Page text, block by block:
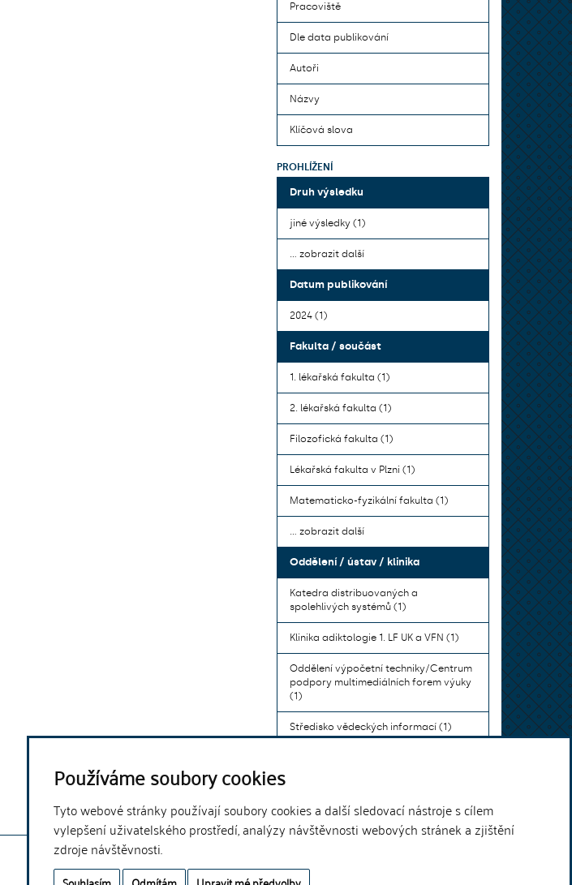
Používáme soubory cookies
Tyto webové stránky používají soubory cookies a další sledovací nástroje s cílem
vylepšení uživatelského prostředí, analýzy návštěvnosti webových stránek a zjištění
zdroje návštěvnosti.
Pracoviště
Dle data publikování
Autoři
Názvy
Klíčová slova
PROHLÍŽENÍ
Druh výsledku
jiné výsledky (1)
... zobrazit další
Datum publikování
2024 (1)
Fakulta / součást
1. lékařská fakulta (1)
2. lékařská fakulta (1)
Filozofická fakulta (1)
Lékařská fakulta v Plzni (1)
Matematicko-fyzikální fakulta (1)
... zobrazit další
Oddělení / ústav / klinika
Katedra distribuovaných a
spolehlivých systémů (1)
Klinika adiktologie 1. LF UK a VFN (1)
Oddělení výpočetní techniky/Centrum
podpory multimediálních forem výuky
(1)
Středisko vědeckých informací (1)